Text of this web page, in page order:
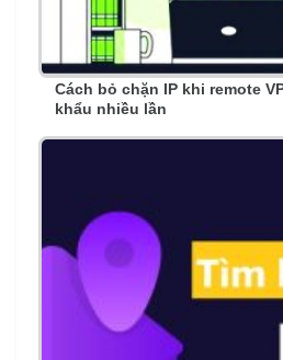
Cách bỏ chặn IP khi remote
khẩu nhiều lần